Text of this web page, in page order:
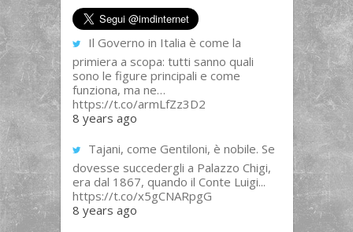
Il Governo in Italia è come la
primiera a scopa: tutti sanno quali
sono le figure principali e come
funziona, ma ne…
https://t.co/armLfZz3D2
8 years ago
Tajani, come Gentiloni, è nobile. Se
dovesse succedergli a Palazzo Chigi,
era dal 1867, quando il Conte Luigi...
https://t.co/x5gCNARpgG
8 years ago